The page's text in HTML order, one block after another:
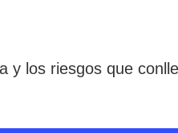
los riesgos que